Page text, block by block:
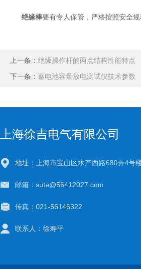
绝缘棒要有专人保管，严格按照安全
上一条： 绝缘操作杆的两点结构性能特点
下一条： 蓄电池容量放电测试仪技术参数
上海徐吉电气有限公司
地址：上海市宝山区水产西路680弄4号
邮箱：sute@56412027.com
传真：021-56146322
联系人：徐寿平